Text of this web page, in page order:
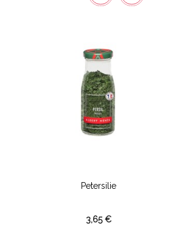
Petersilie
3,65 €